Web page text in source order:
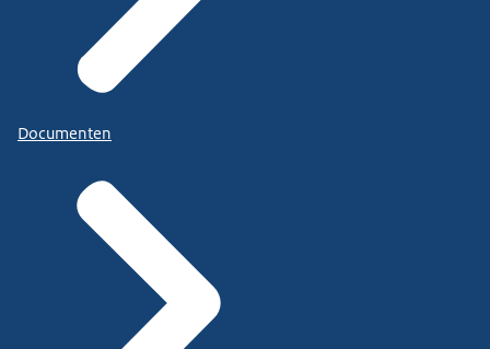
Documenten